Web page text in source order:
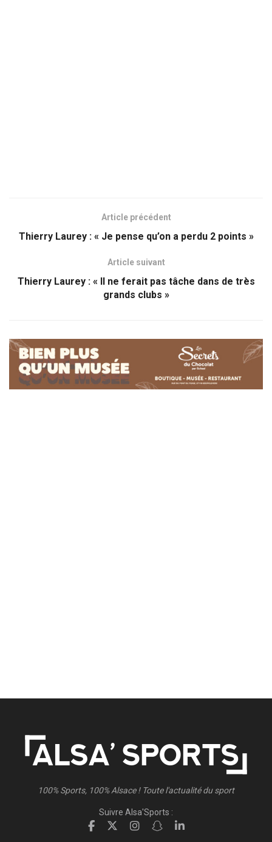
Article précédent
Thierry Laurey : « Je pense qu’on a perdu 2 points »
Article suivant
Thierry Laurey : « Il ne ferait pas tâche dans de très
grands clubs »
100% Sports, 100% Alsace ! Toute l'actualité du sport
Suivre Alsa'Sports :